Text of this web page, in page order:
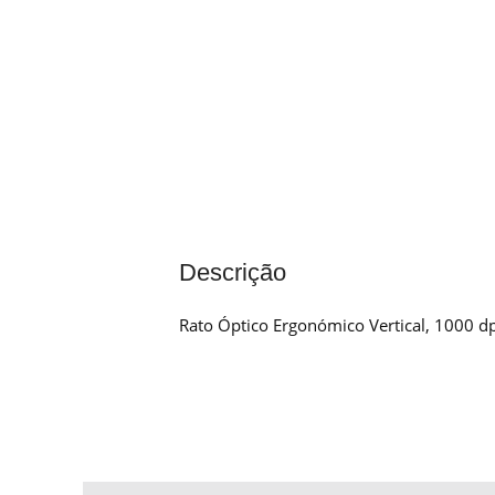
Descrição
Rato Óptico Ergonómico Vertical, 1000